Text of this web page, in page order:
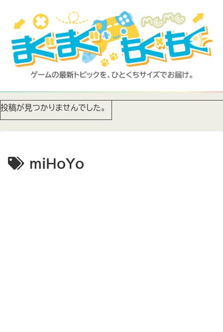
投稿が見つかりませんでした。
miHoYo